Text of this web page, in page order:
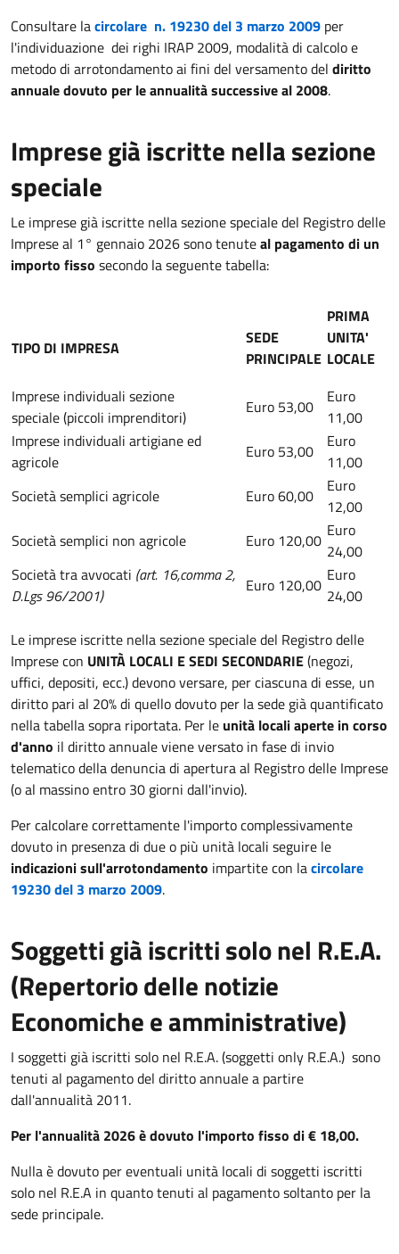
Consultare lacircolare n. 19230 del 3 marzo 2009 per
l'individuazione dei righi IRAP 2009, modalità di calcolo e
metodo di arrotondamento ai fini del versamento del diritto
annuale dovuto per le annualità successive al 2008.
Imprese già iscritte nella sezione
speciale
Le imprese già iscritte nella sezione speciale del Registro delle
Imprese al 1° gennaio 2026 sono tenuteal pagamento di un
importo fisso secondo la seguente tabella:
TIPO DI IMPRESA
SEDE
PRINCIPALE
PRIMA
UNITA'
LOCALE
Imprese individuali sezione
speciale (piccoli imprenditori)
Euro 53,00
Euro
11,00
Imprese individuali artigiane ed
agricole
Euro 53,00
Euro
11,00
Società semplici agricole
Euro 60,00
Euro
12,00
Società semplici non agricole
Euro 120,00 Euro
24,00
Società tra avvocati (art. 16,comma 2,
D.Lgs 96/2001)
Euro 120,00 Euro
24,00
Le imprese iscritte nella sezione speciale del Registro delle
Imprese con UNITÀ LOCALI E SEDI SECONDARIE(negozi,
uffici, depositi, ecc.) devono versare, per ciascuna di esse, un
diritto pari al 20% di quello dovuto per la sede già quantificato
nella tabella sopra riportata. Per le unità locali aperte in corso
d'anno il diritto annuale viene versato in fase di invio
telematico della denuncia di apertura al Registro delle Imprese
(o al massino entro 30 giorni dall'invio).
Per calcolare correttamente l'importo complessivamente
dovuto in presenza di due o più unità locali seguire le
indicazioni sull'arrotondamento impartite con lacircolare
19230 del 3 marzo 2009.
Soggetti già iscritti solo nel R.E.A.
(Repertorio delle notizie
Economiche e amministrative)
I soggetti già iscritti solo nel R.E.A. (soggetti only R.E.A.) sono
tenuti al pagamento del diritto annuale a partire
dall'annualità 2011.
Per l'annualità 2026 è dovuto l'importo fisso di € 18,00.
Nulla è dovuto per eventuali unità locali di soggetti iscritti
solo nel R.E.A in quanto tenuti al pagamento soltanto per la
sede principale.